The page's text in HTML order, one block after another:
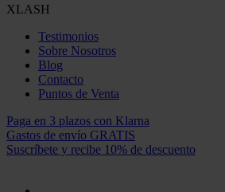
XLASH
Testimonios
Sobre Nosotros
Blog
Contacto
Puntos de Venta
Paga en 3 plazos con Klarna
Gastos de envío GRATIS
Suscríbete y recibe 10% de descuento